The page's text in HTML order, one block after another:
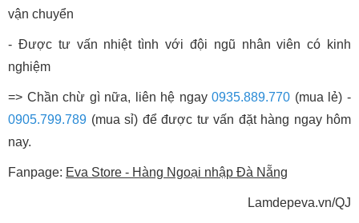
vận chuyển
- Được tư vấn nhiệt tình với đội ngũ nhân viên có kinh
nghiệm
=> Chần chừ gì nữa, liên hệ ngay0935.889.770 (mua lẻ) -
0905.799.789 (mua sỉ) để được tư vấn đặt hàng ngay hôm
nay.
Fanpage: Eva Store - Hàng Ngoại nhập Đà Nẵng
Lamdepeva.vn/QJ